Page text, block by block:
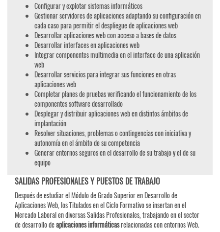
Configurar y explotar sistemas informáticos
Gestionar servidores de aplicaciones adaptando su configuración en
cada caso para permitir el despliegue de aplicaciones web
Desarrollar aplicaciones web con acceso a bases de datos
Desarrollar interfaces en aplicaciones web
Integrar componentes multimedia en el interface de una aplicación
web
Desarrollar servicios para integrar sus funciones en otras
aplicaciones web
Completar planes de pruebas verificando el funcionamiento de los
componentes software desarrollado
Desplegar y distribuir aplicaciones web en distintos ámbitos de
implantación
Resolver situaciones, problemas o contingencias con iniciativa y
autonomía en el ámbito de su competencia
Generar entornos seguros en el desarrollo de su trabajo y el de su
equipo
SALIDAS PROFESIONALES Y PUESTOS DE TRABAJO
Después de estudiar el Módulo de Grado Superior en Desarrollo de
Aplicaciones Web, los Titulados en el Ciclo Formativo se insertan en el
Mercado Laboral en diversas Salidas Profesionales, trabajando en el sector
de desarrollo deaplicaciones informáticasrelacionadas con entornos Web.